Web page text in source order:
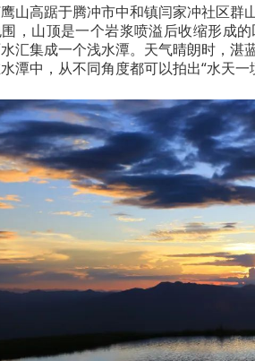
山高踞于腾冲市中和镇闫家冲社区群
，山顶是一个岩浆喷溢后收缩形成
汇集成一个浅水潭。天气晴朗时，湛
潭中，从不同角度都可以拍出“水天一